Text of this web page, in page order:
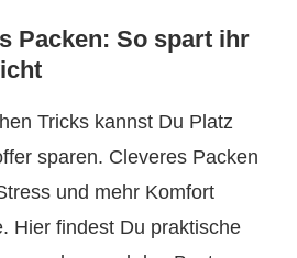
Packen: So spart ihr
Tricks kannst Du Platz
sparen. Cleveres Packen
und mehr Komfort
Hier findest Du praktische